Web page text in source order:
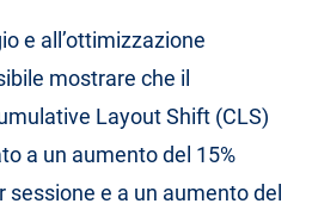
e all’ottimizzazione
mostrare che il
Layout Shift (CLS)
a un aumento del 15%
e a un aumento del